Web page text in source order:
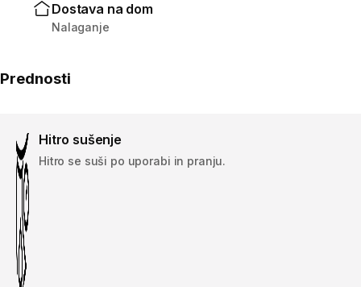
Dostava na dom
Nalaganje
Prednosti
Hitro sušenje
Hitro se suši po uporabi in pranju.